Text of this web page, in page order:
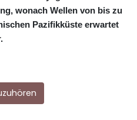
wonach Wellen von bis zu
Pazifikküste erwartet